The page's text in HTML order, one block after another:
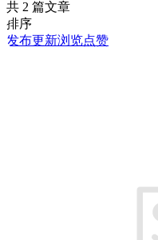
共 2 篇文章
排序
发布更新浏览点赞